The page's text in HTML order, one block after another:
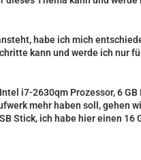
habe ich mich
kann und werde ich nur
i7-2630qm Prozessor, 6 GB
mehr haben soll, gehen
Stick, ich habe hier einen 16